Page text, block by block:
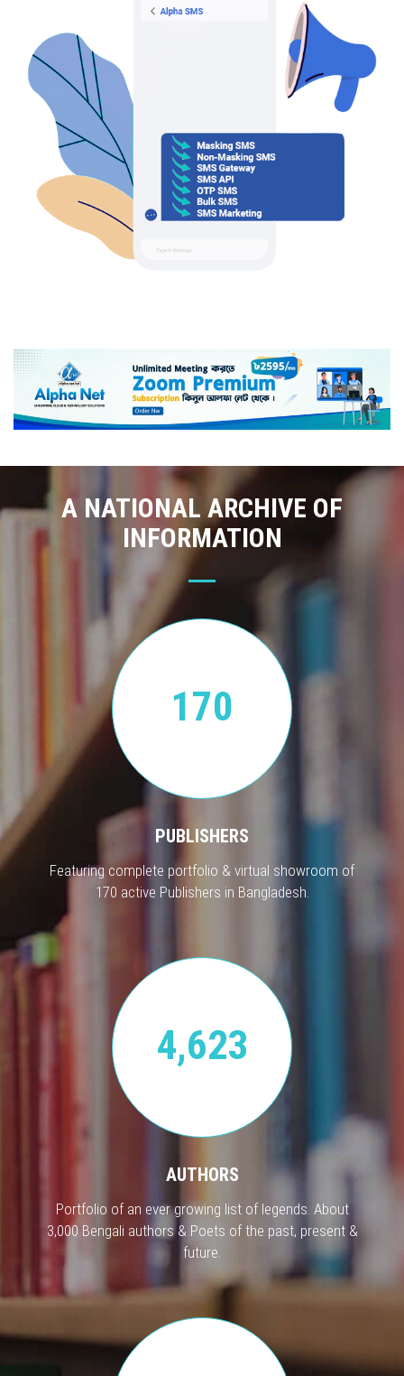
A NATIONAL ARCHIVE OF
INFORMATION
170
PUBLISHERS
Featuring complete portfolio & virtual showroom of
170 active Publishers in Bangladesh.
4,623
AUTHORS
Portfolio of an ever growing list of legends. About
3,000 Bengali authors & Poets of the past, present &
future.